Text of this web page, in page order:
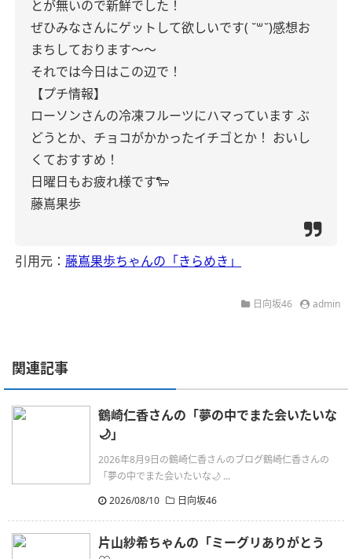
とが無いので新鮮でした！
ぜひみなさんにゲットして欲しいです( ˘꒳˘)感想お
まちしております〜〜
それでは今日はこの辺で！
【プチ情報】
ローソンさんの冷凍フルーツにハマっています ぶ
どうとか、チョコがかかったイチゴとか！ おいし
くておすすめ！
日曜日もお疲れ様です🐑
藤嶌果歩
引用元： 藤嶌果歩ちゃんの「きらめき」
日向坂46 admin
関連記事
鶴崎仁香さんの「夢の中でまた会いたいな
🌙」
2026年8月9日の鶴崎仁香さんのブログ鶴崎仁香さんの
「夢の中でまた会いたいな🌙 ...
2026/08/10
日向坂46
片山紗希ちゃんの「ミーグリありがとう